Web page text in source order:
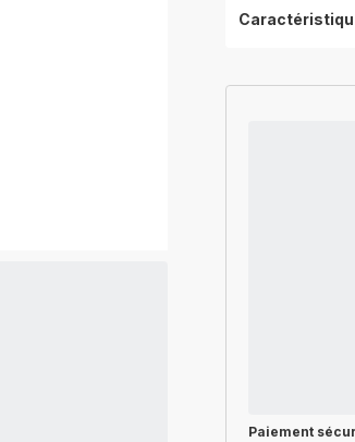
Paiement